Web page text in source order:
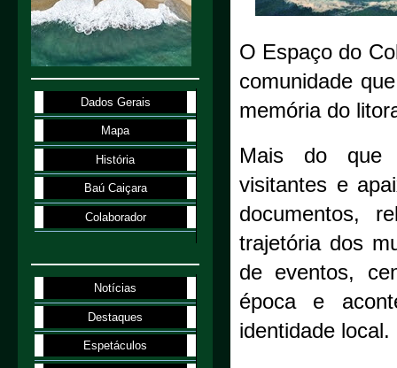
O Espaço do
comunidade
memória do
Mais do que
visitantes e
documentos,
trajetória dos
de eventos,
época e
identidade local.
Dados Gerais
Mapa
História
Baú Caiçara
Colaborador
Notícias
Destaques
Espetáculos